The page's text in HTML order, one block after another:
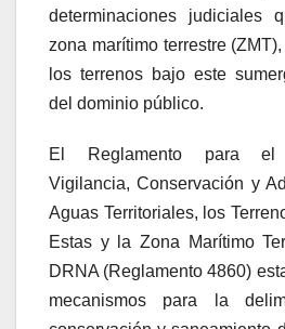
determinaciones judiciales
zona marítimo terrestre
los terrenos bajo este
del dominio público.
El Reglamento para el
Vigilancia, Conservación y
Aguas Territoriales, los
Estas y la Zona Marítimo
DRNA (Reglamento 4860)
mecanismos para la